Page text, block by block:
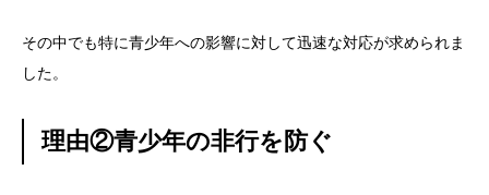
その中でも特に青少年への影響に対して迅速な対応が求められま
した。
理由②青少年の非行を防ぐ